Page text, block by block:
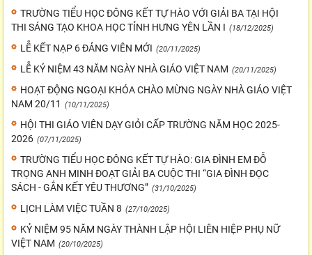
TRƯỜNG TIỂU HỌC ĐÔNG KẾT TỰ HÀO VỚI GIẢI BA TẠI HỘI
THI SÁNG TẠO KHOA HỌC TỈNH HƯNG YÊN LẦN I (18/12/2025)
LỄ KẾT NẠP 6 ĐẢNG VIÊN MỚI (20/11/2025)
LỄ KỶ NIỆM 43 NĂM NGÀY NHÀ GIÁO VIỆT NAM (20/11/2025)
HOẠT ĐỘNG NGOẠI KHÓA CHÀO MỪNG NGÀY NHÀ GIÁO VIỆT
NAM 20/11
(10/11/2025)
HỘI THI GIÁO VIÊN DẠY GIỎI CẤP TRƯỜNG NĂM HỌC 2025-
2026 (07/11/2025)
TRƯỜNG TIỂU HỌC ĐÔNG KẾT TỰ HÀO: GIA ĐÌNH EM ĐỖ
TRỌNG ANH MINH ĐOẠT GIẢI BA CUỘC THI “GIA ĐÌNH ĐỌC
SÁCH - GẮN KẾT YÊU THƯƠNG” (31/10/2025)
LỊCH LÀM VIỆC TUẦN 8 (27/10/2025)
KỶ NIỆM 95 NĂM NGÀY THÀNH LẬP HỘI LIÊN HIỆP PHỤ NỮ
VIỆT NAM (20/10/2025)